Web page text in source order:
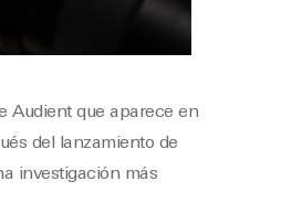
Audient que aparece en
del lanzamiento de
investigación más